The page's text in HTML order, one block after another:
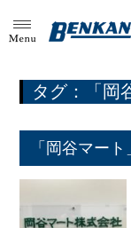
タグ：「岡
「岡谷マート